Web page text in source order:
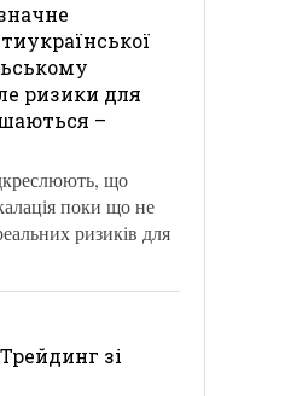
ризики для
–
що
поки що не
ризиків для
Трейдинг зі